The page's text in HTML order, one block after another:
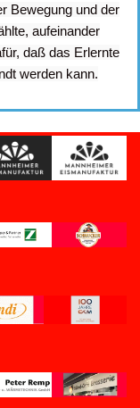
Bewegung und der
aufeinander
daß das Erlernte
werden kann.